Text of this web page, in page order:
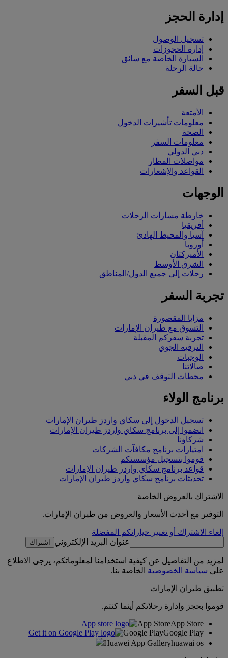
إدارة الحجز
تسجيل الوصول
إدارة الحجوزات
السيارة الخاصة مع سائق
حالة الرحلة
قبل السفر
الأمتعة
معلومات تأشيرات الدخول
الصحة
معلومات السفر
دبي الدولي
مواصلات المطار
القواعد والإشعارات
الوجهات
خارطة مسارات الرحلات
أفريقيا
آسيا والمحيط الهادئ
أوروبا
الأميركتان
الشرق الأوسط
رحلات إلى جميع الدول/المناطق
تجربة السفر
مزايا المقصورة
التسوق مع طيران الإمارات
تجربة سفركم المقبلة
الترفيه الجوي
الوجبات
صالاتنا
محطات التوقف في دبي
برنامج الولاء
تسجيل الدخول إلى سكاي واردز طيران الإمارات
انضموا إلى برنامج سكاي واردز طيران الإمارات
شركاؤنا
امتيازات برنامج مكافآت الشركات
قوموا بتسجيل مؤسستكم
قواعد برنامج سكاي واردز طيران الإمارات
تحديثات برنامج سكاي واردز طيران الإمارات
الاشتراك بالعروض الخاصة
التوفير مع أحدث الأسعار والعروض من طيران الإمارات.
إلغاء الاشتراك أو تغيير خياراتكم المفضلة
عنوان البريد الإلكتروني
اشتراك
لمزيد من التفاصيل عن كيفية استخدامنا لمعلوماتكم، يرجى الاطلاع
على سياسة الخصوصية الخاصة بنا.
تطبيق طيران الإمارات
قوموا بحجز وإدارة رحلاتكم أينما كنتم.
App StoreApp Store
Google PlayGoogle Play
Huawei App Galleryhuawai os